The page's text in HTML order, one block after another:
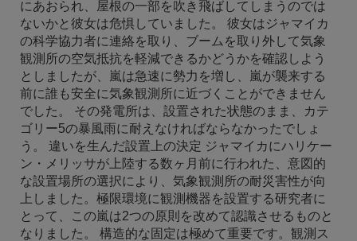
にあおられ、屋根の一部を吹き飛ばしてしまうのでは
ないかと彼女は危惧していました。 彼女はジャマイカ
の科学協力者に連絡を取り、ブームを取り外して気象
観測所の空気抵抗を軽減できるかどうかを確認しよう
としましたが、嵐は急速に勢力を増し、嵐が襲来する
前に誰も安全に気象観測所に近づくことができません
でした。 その発電所は、設置された状態のまま、カテ
ゴリー5の暴風雨に耐えなければならなかったでしょ
う。 違いを生んだ設置上の決定 ジャマイカにハリケー
ン・メリッサが上陸する数ヶ月前に行われた、意図的
な設置場所の選択により、気象観測所の耐災害性が向
上しました。極限環境に観測機器を設置する研究者に
とって、この嵐は2つの原則を改めて認識させるものと
なりました。 構造的な固定は極めて重要です。観測ス